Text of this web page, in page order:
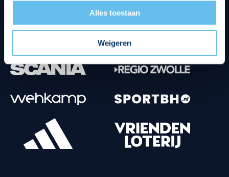
Alles toestaan
Weigeren